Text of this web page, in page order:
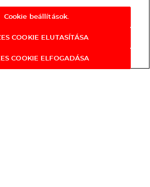
Cookie beállítások.
COOKIE ELUTASÍTÁSA
COOKIE ELFOGADÁSA